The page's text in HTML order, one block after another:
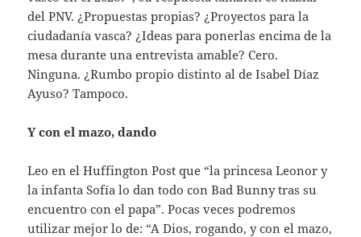
del PNV. ¿Propuestas propias? ¿Proyectos para la
ciudadanía vasca? ¿Ideas para ponerlas encima de la
mesa durante una entrevista amable? Cero.
Ninguna. ¿Rumbo propio distinto al de Isabel Díaz
Ayuso? Tampoco.
Y con el mazo, dando
Leo en el Huffington Post que “la princesa Leonor y
la infanta Sofía lo dan todo con Bad Bunny tras su
encuentro con el papa”. Pocas veces podremos
utilizar mejor lo de: “A Dios, rogando, y con el mazo,